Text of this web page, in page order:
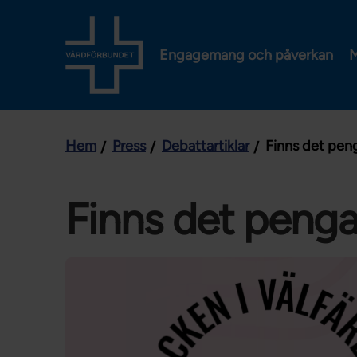
Engagemang och påverkan
Hem Press Debattartiklar Finns det
Finns det